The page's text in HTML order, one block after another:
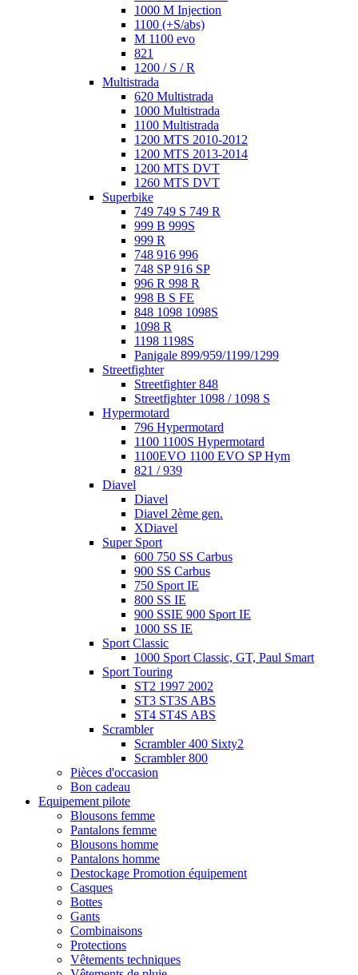
1000 M Injection
1100 (+S/abs)
M 1100 evo
821
1200 / S / R
Multistrada
620 Multistrada
1000 Multistrada
1100 Multistrada
1200 MTS 2010-2012
1200 MTS 2013-2014
1200 MTS DVT
1260 MTS DVT
Superbike
749 749 S 749 R
999 B 999S
999 R
748 916 996
748 SP 916 SP
996 R 998 R
998 B S FE
848 1098 1098S
1098 R
1198 1198S
Panigale 899/959/1199/1299
Streetfighter
Streetfighter 848
Streetfighter 1098 / 1098 S
Hypermotard
796 Hypermotard
1100 1100S Hypermotard
1100EVO 1100 EVO SP Hym
821 / 939
Diavel
Diavel
Diavel 2ème gen.
XDiavel
Super Sport
600 750 SS Carbus
900 SS Carbus
750 Sport IE
800 SS IE
900 SSIE 900 Sport IE
1000 SS IE
Sport Classic
1000 Sport Classic, GT, Paul Smart
Sport Touring
ST2 1997 2002
ST3 ST3S ABS
ST4 ST4S ABS
Scrambler
Scrambler 400 Sixty2
Scrambler 800
Pièces d'occasion
Bon cadeau
Equipement pilote
Blousons femme
Pantalons femme
Blousons homme
Pantalons homme
Destockage Promotion équipement
Casques
Bottes
Gants
Combinaisons
Protections
Vêtements techniques